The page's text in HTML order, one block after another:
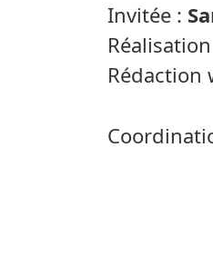
Invitée :
Rédaction